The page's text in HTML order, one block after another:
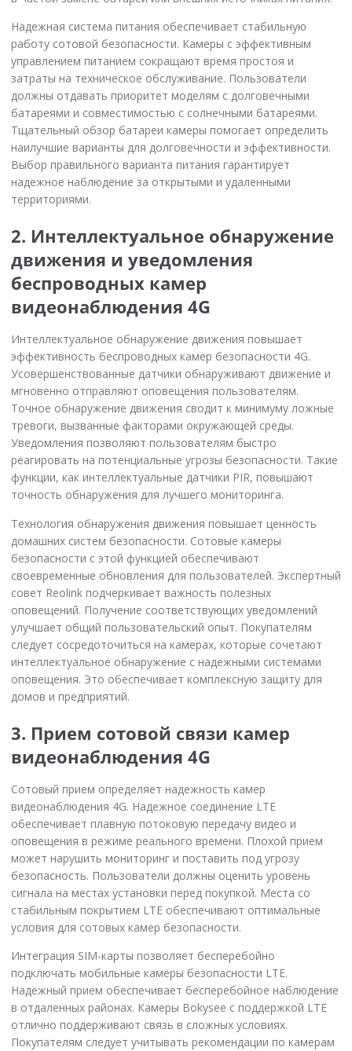
Надежная система питания обеспечивает стабильную
работу сотовой безопасности. Камеры с эффективным
управлением питанием сокращают время простоя и
затраты на техническое обслуживание. Пользователи
должны отдавать приоритет моделям с долговечными
батареями и совместимостью с солнечными батареями.
Тщательный обзор батареи камеры помогает определить
наилучшие варианты для долговечности и эффективности.
Выбор правильного варианта питания гарантирует
надежное наблюдение за открытыми и удаленными
территориями.
2. Интеллектуальное обнаружение
движения и уведомления
беспроводных камер
видеонаблюдения 4G
Интеллектуальное обнаружение движения повышает
эффективность беспроводных камер безопасности 4G.
Усовершенствованные датчики обнаруживают движение и
мгновенно отправляют оповещения пользователям.
Точное обнаружение движения сводит к минимуму ложные
тревоги, вызванные факторами окружающей среды.
Уведомления позволяют пользователям быстро
реагировать на потенциальные угрозы безопасности. Такие
функции, как интеллектуальные датчики PIR, повышают
точность обнаружения для лучшего мониторинга.
Технология обнаружения движения повышает ценность
домашних систем безопасности. Сотовые камеры
безопасности с этой функцией обеспечивают
своевременные обновления для пользователей. Экспертный
совет Reolink подчеркивает важность полезных
оповещений. Получение соответствующих уведомлений
улучшает общий пользовательский опыт. Покупателям
следует сосредоточиться на камерах, которые сочетают
интеллектуальное обнаружение с надежными системами
оповещения. Это обеспечивает комплексную защиту для
домов и предприятий.
3. Прием сотовой связи камер
видеонаблюдения 4G
Сотовый прием определяет надежность камер
видеонаблюдения 4G. Надежное соединение LTE
обеспечивает плавную потоковую передачу видео и
оповещения в режиме реального времени. Плохой прием
может нарушить мониторинг и поставить под угрозу
безопасность. Пользователи должны оценить уровень
сигнала на местах установки перед покупкой. Места со
стабильным покрытием LTE обеспечивают оптимальные
условия для сотовых камер безопасности.
Интеграция SIM-карты позволяет бесперебойно
подключать мобильные камеры безопасности LTE.
Надежный прием обеспечивает бесперебойное наблюдение
в отдаленных районах. Камеры Bokysee с поддержкой LTE
отлично поддерживают связь в сложных условиях.
Покупателям следует учитывать рекомендации по камерам